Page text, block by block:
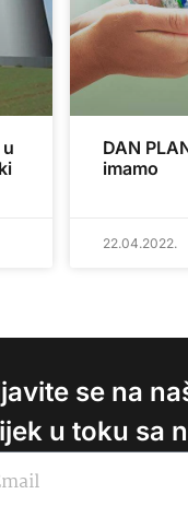
DAN
imamo
22.04.2022.
se na
u toku sa